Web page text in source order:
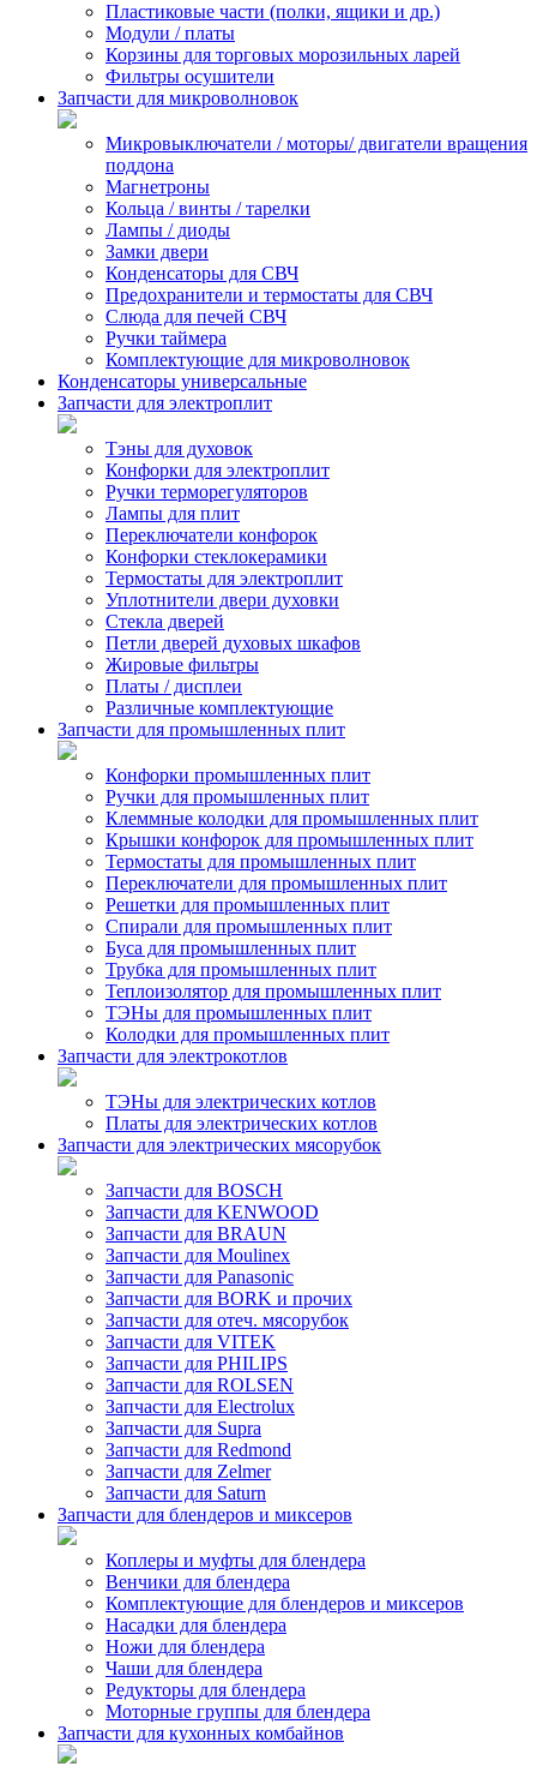
Пластиковые части (полки, ящики и др.)
Модули / платы
Корзины для торговых морозильных ларей
Фильтры осушители
Запчасти для микроволновок
Микровыключатели / моторы/ двигатели вращения
поддона
Магнетроны
Кольца / винты / тарелки
Лампы / диоды
Замки двери
Конденсаторы для СВЧ
Предохранители и термостаты для СВЧ
Слюда для печей СВЧ
Ручки таймера
Комплектующие для микроволновок
Конденсаторы универсальные
Запчасти для электроплит
Тэны для духовок
Конфорки для электроплит
Ручки терморегуляторов
Лампы для плит
Переключатели конфорок
Конфорки стеклокерамики
Термостаты для электроплит
Уплотнители двери духовки
Стекла дверей
Петли дверей духовых шкафов
Жировые фильтры
Платы / дисплеи
Различные комплектующие
Запчасти для промышленных плит
Конфорки промышленных плит
Ручки для промышленных плит
Клеммные колодки для промышленных плит
Крышки конфорок для промышленных плит
Термостаты для промышленных плит
Переключатели для промышленных плит
Решетки для промышленных плит
Спирали для промышленных плит
Буса для промышленных плит
Трубка для промышленных плит
Теплоизолятор для промышленных плит
ТЭНы для промышленных плит
Колодки для промышленных плит
Запчасти для электрокотлов
ТЭНы для электрических котлов
Платы для электрических котлов
Запчасти для электрических мясорубок
Запчасти для BOSCH
Запчасти для KENWOOD
Запчасти для BRAUN
Запчасти для Moulinex
Запчасти для Panasonic
Запчасти для BORK и прочих
Запчасти для отеч. мясорубок
Запчасти для VITEK
Запчасти для PHILIPS
Запчасти для ROLSEN
Запчасти для Electrolux
Запчасти для Supra
Запчасти для Redmond
Запчасти для Zelmer
Запчасти для Saturn
Запчасти для блендеров и миксеров
Коплеры и муфты для блендера
Венчики для блендера
Комплектующие для блендеров и миксеров
Насадки для блендера
Ножи для блендера
Чаши для блендера
Редукторы для блендера
Моторные группы для блендера
Запчасти для кухонных комбайнов